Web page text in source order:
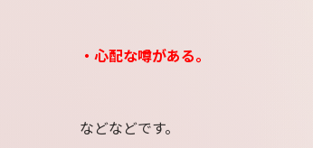
・心配な噂がある。
などなどです。